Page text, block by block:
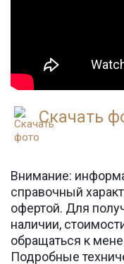
Скачать
Внимание:
справочный
офертой. Для
наличии,
обращаться к
Подробные